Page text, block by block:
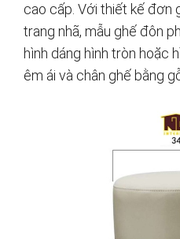
cao cấp. Với thiết kế đơn
trang nhã, mẫu ghế đôn
hình dáng hình tròn hoặc
êm ái và chân ghế bằng